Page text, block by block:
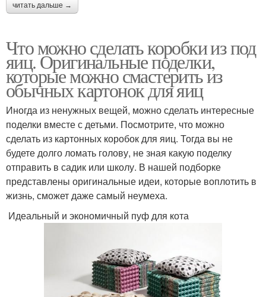
читать дальше →
Что можно сделать коробки из под
яиц. Оригинальные поделки,
которые можно смастерить из
обычных картонок для яиц
Иногда из ненужных вещей, можно сделать интересные
поделки вместе с детьми. Посмотрите, что можно
сделать из картонных коробок для яиц. Тогда вы не
будете долго ломать голову, не зная какую поделку
отправить в садик или школу. В нашей подборке
представлены оригинальные идеи, которые воплотить в
жизнь, сможет даже самый неумеха.
Идеальный и экономичный пуф для кота